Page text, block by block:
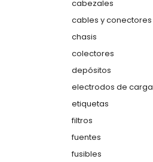
cabezales
cables y conectores
chasis
colectores
depósitos
electrodos de carga
etiquetas
filtros
fuentes
fusibles